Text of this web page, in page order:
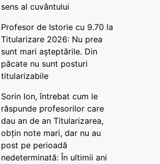
sens al cuvântului
Profesor de Istorie cu 9.70 la
Titularizare 2026: Nu prea
sunt mari așteptările. Din
păcate nu sunt posturi
titularizabile
Sorin Ion, întrebat cum le
răspunde profesorilor care
dau an de an Titularizarea,
obțin note mari, dar nu au
post pe perioadă
nedeterminată: În ultimii ani